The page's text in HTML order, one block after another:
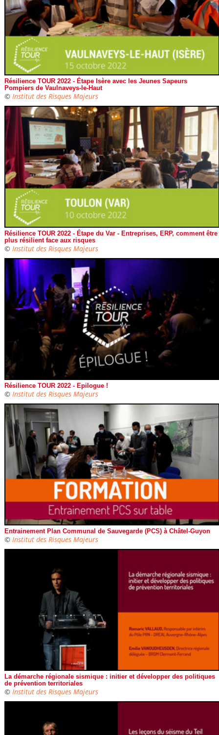
Résilience TOUR 2022 - Étape Isère avec les Jeunes Sapeurs
Pompiers de Vaulnaveys-le-Haut
© Institut des Risques Majeurs
Résilience TOUR 2022 - Étape du Var - Entreprises, ERP, comment être
plus résilient face aux risques
© Institut des Risques Majeurs
Résilience TOUR 2022 - Epilogue !
© Institut des Risques Majeurs
Entrainement Plan Communal de Sauvegarde (PCS) à Châtel-Guyon
© Institut des Risques Majeurs
La démarche régionale sismique : initier et développer des politiques
de prévention territoriales
© Institut des Risques Majeurs